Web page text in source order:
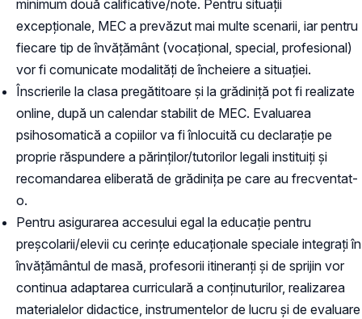
minimum două calificative/note. Pentru situații
excepționale, MEC a prevăzut mai multe scenarii, iar pentru
fiecare tip de învățământ (vocațional, special, profesional)
vor fi comunicate modalități de încheiere a situației.
Înscrierile la clasa pregătitoare și la grădiniță pot fi realizate
online, după un calendar stabilit de MEC. Evaluarea
psihosomatică a copiilor va fi înlocuită cu declarație pe
proprie răspundere a părinților/tutorilor legali instituiți și
recomandarea eliberată de grădinița pe care au frecventat-
o.
Pentru asigurarea accesului egal la educaţie pentru
preşcolarii/elevii cu cerinţe educaţionale speciale integraţi în
învăţământul de masă, profesorii itineranţi şi de sprijin vor
continua adaptarea curriculară a conţinuturilor, realizarea
materialelor didactice, instrumentelor de lucru şi de evaluare